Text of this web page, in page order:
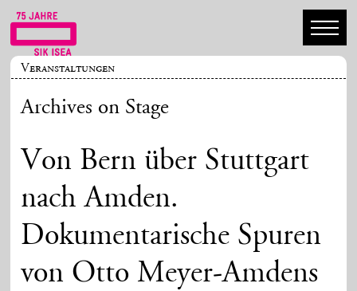
Veranstaltungen
Archives on Stage
Von Bern über Stuttgart
nach Amden.
Dokumentarische Spuren
von Otto Meyer-Amdens